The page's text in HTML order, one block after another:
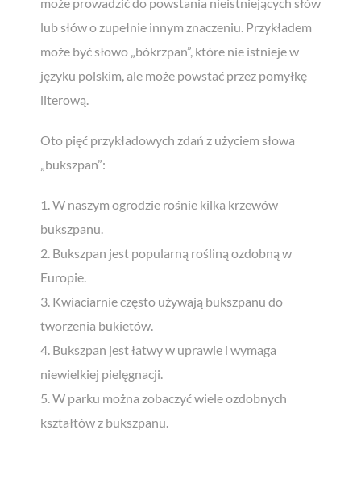
lub słów o zupełnie innym znaczeniu. Przykładem
może być słowo „bókrzpan”, które nie istnieje w
języku polskim, ale może powstać przez pomyłkę
literową.
Oto pięć przykładowych zdań z użyciem słowa
„bukszpan”:
1. W naszym ogrodzie rośnie kilka krzewów
bukszpanu.
2. Bukszpan jest popularną rośliną ozdobną w
Europie.
3. Kwiaciarnie często używają bukszpanu do
tworzenia bukietów.
4. Bukszpan jest łatwy w uprawie i wymaga
niewielkiej pielęgnacji.
5. W parku można zobaczyć wiele ozdobnych
kształtów z bukszpanu.
Czy można uczyć się szybciej i
Zapisz się do naszego newslettera i pobierz bezpłatnego
łatwe do zapamiętania"!
Receptą na szybkie i skuteczne zapamiętywania treści jest
znany ze szkoły, a z wykorzystaniem nowoczesnych metod i
kreatywności!
Chcę zapisać się do newslettera i wyrażam zgodę na otrzymywanie